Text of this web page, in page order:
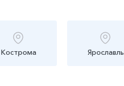
Кострома Ярославль